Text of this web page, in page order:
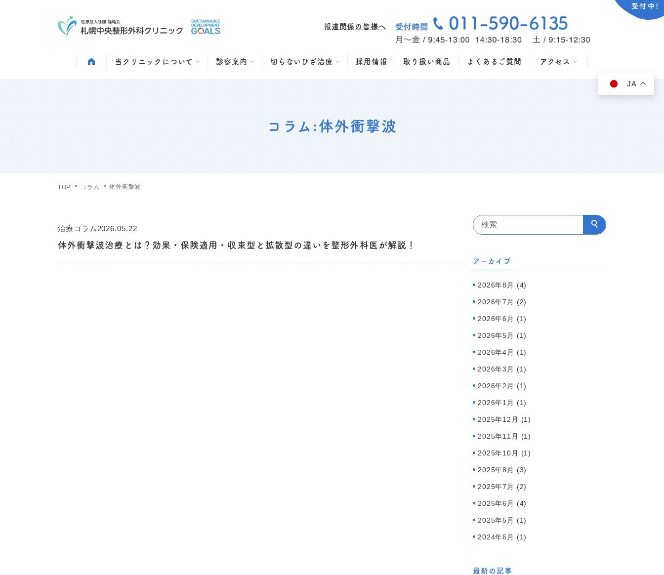
報道関係の皆様へ
当クリニックについて 診察案内 切らないひざ治療 採用情報 取り扱い商品 よくあるご質問 アクセス
コラム:体外衝撃波
TOP コラム 体外衝撃波
治療コラム 2026.05.22
体外衝撃波治療とは？効果・保険適用・収束型と拡散型の違いを整形外科医が解説！
アーカイブ
2026年8月 (4)
2026年7月 (2)
2026年6月 (1)
2026年5月 (1)
2026年4月 (1)
2026年3月 (1)
2026年2月 (1)
2026年1月 (1)
2025年12月 (1)
2025年11月 (1)
2025年10月 (1)
2025年8月 (3)
2025年7月 (2)
2025年6月 (4)
2025年5月 (1)
2024年6月 (1)
最新の記事
JA